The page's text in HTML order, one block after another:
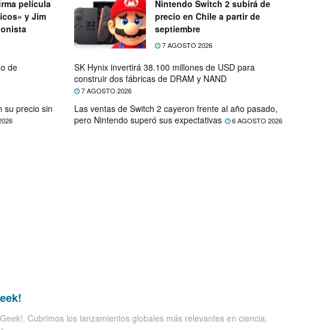
película
y Jim
Nintendo Switch 2 subirá de
precio en Chile a partir de
septiembre
7 AGOSTO 2026
de
SK Hynix invertirá 38.100 millones de USD para
construir dos fábricas de DRAM y NAND
7 AGOSTO 2026
su precio sin
Las ventas de Switch 2 cayeron frente al año pasado,
pero Nintendo superó sus expectativas
6 AGOSTO 2026
Cubrimos los lanzamientos globales más relevantes en ciencia,